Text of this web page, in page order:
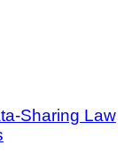
Sharing Law